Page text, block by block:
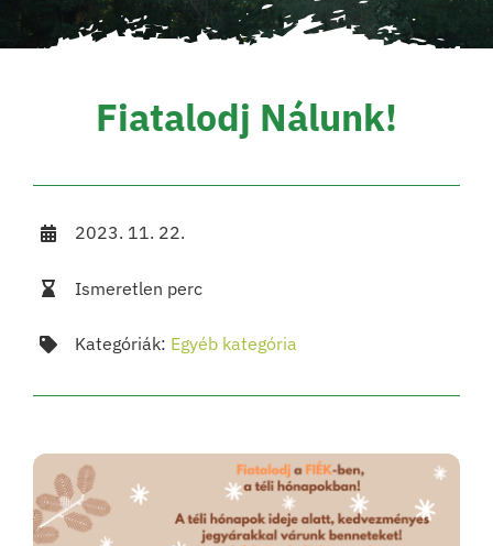
Fiatalodj Nálunk!
2023. 11. 22.
Ismeretlen perc
Kategóriák: Egyéb kategória